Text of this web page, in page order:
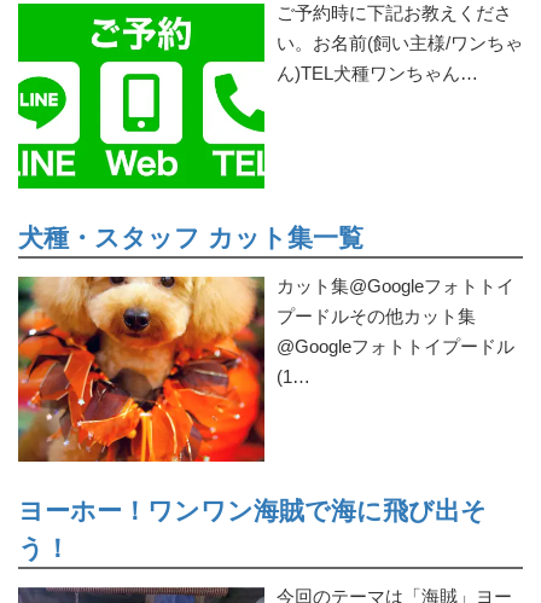
ご予約時に下記お教えくださ
い。お名前(飼い主様/ワンちゃ
ん)TEL犬種ワンちゃん…
犬種・スタッフ カット集一覧
カット集@Googleフォトトイ
プードルその他カット集
@Googleフォトトイプードル
(1…
ヨーホー！ワンワン海賊で海に飛び出そ
う！
今回のテーマは「海賊」ヨー